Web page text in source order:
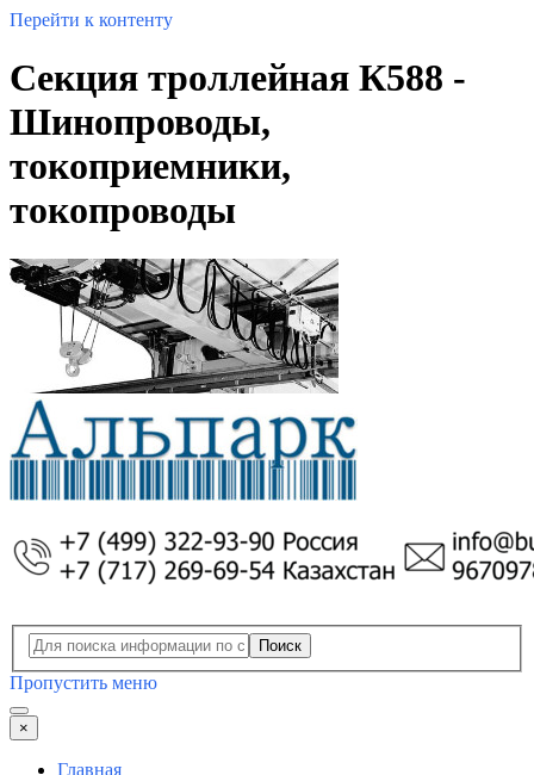
Перейти к контенту
Секция троллейная К588 -
Шинопроводы,
токоприемники,
токопроводы
Поиск
Пропустить меню
×
Главная